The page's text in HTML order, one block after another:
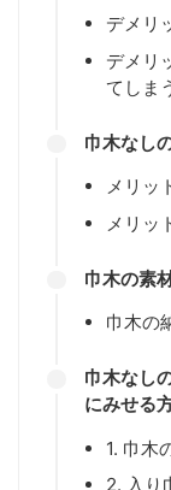
デメリ
デメリ
てしま
巾木なし
メリッ
メリッ
巾木の素
巾木の
巾木なし
にみせる
1. 巾木
2. 入り